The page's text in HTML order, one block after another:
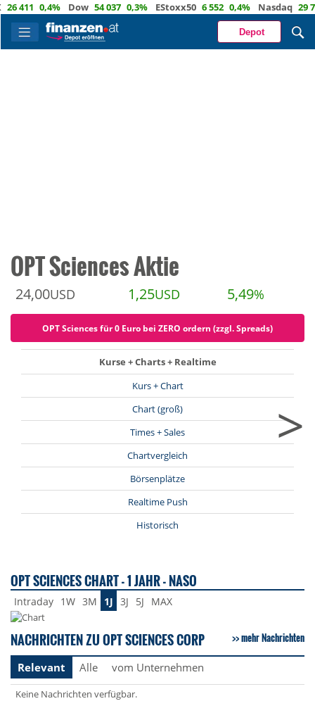
0,4% Dow 54 037 0,3% EStoxx50 6 552 0,4% Nasdaq 29 722
Depot
OPT Sciences Aktie
24,00USD 1,25USD 5,49%
OPT Sciences für 0 Euro bei ZERO ordern (zzgl. Spreads)
Kurse + Charts + Realtime
Kurs + Chart
Chart (groß)
Times + Sales
Chartvergleich
Börsenplätze
Realtime Push
Historisch
>
OPT SCIENCES CHART - 1 JAHR - NASO
Intraday 1W 3M 1J 3J 5J MAX
NACHRICHTEN ZU OPT SCIENCES CORP mehr Nachrichten
Relevant Alle vom Unternehmen
Keine Nachrichten verfügbar.